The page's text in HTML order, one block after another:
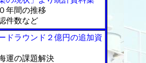
年間の推移
件数など
ドラウンド２億円の追加資
運の課題解決